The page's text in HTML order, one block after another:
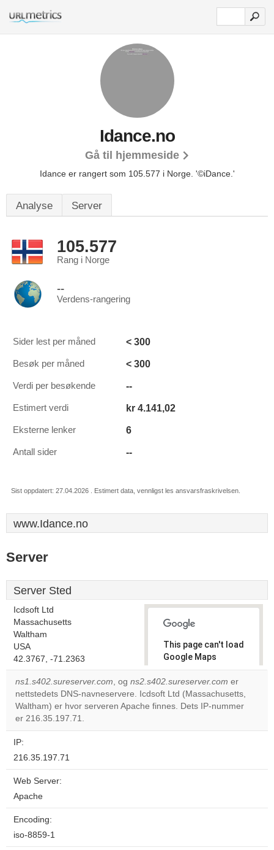
Idance.no
Gå til hjemmeside
Idance er rangert som 105.577 i Norge. '©iDance.'
Analyse Server
105.577
Rang i Norge
--
Verdens-rangering
Sider lest per måned < 300
Besøk per måned < 300
Verdi per besøkende --
Estimert verdi kr 4.141,02
Eksterne lenker 6
Antall sider --
Sist oppdatert: 27.04.2026 . Estimert data, vennligst les ansvarsfraskrivelsen.
www.Idance.no
Server
Server Sted
Icdsoft Ltd
Massachusetts
Waltham
USA
42.3767, -71.2363
This page can't load
Google Maps
correctly.
Do you
own this
OK
ns1.s402.sureserver.com, og ns2.s402.sureserver.com er
nettstedets DNS-navneservere. Icdsoft Ltd (Massachusetts,
Waltham) er hvor serveren Apache finnes. Dets IP-nummer
er 216.35.197.71.
IP:
216.35.197.71
Web Server:
Apache
Encoding:
iso-8859-1